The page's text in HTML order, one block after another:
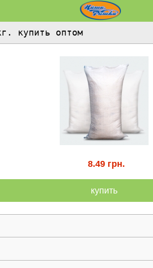
купить оптом
8.49 грн.
купить